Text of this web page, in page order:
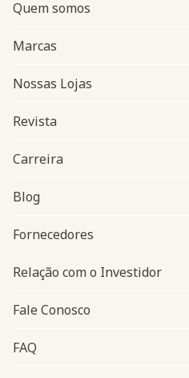
Navegação do rodapé
Quem somos
Marcas
Nossas Lojas
Revista
Carreira
Blog
Fornecedores
Relação com o Investidor
Fale Conosco
FAQ